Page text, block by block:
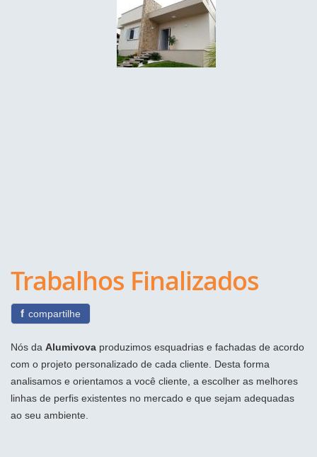
Trabalhos Finalizados
f compartilhe
Nós da Alumivova produzimos esquadrias e fachadas de acordo
com o projeto personalizado de cada cliente. Desta forma
analisamos e orientamos a você cliente, a escolher as melhores
linhas de perfis existentes no mercado e que sejam adequadas
ao seu ambiente.